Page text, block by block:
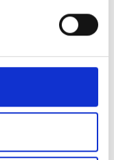
på Trustpilot.